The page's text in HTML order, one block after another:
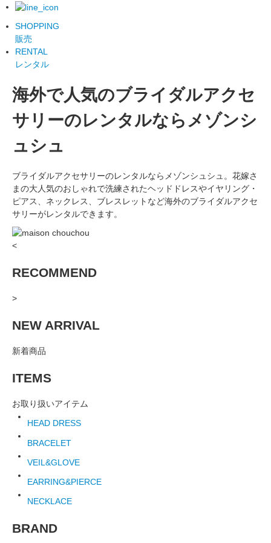
SHOPPING
販売
RENTAL
レンタル
海外で人気のブライダルアクセ
サリーのレンタルならメゾンシ
ュシュ
ブライダルアクセサリーのレンタルならメゾンシュシュ。花嫁さ
まの大人気のおしゃれで洗練されたヘッドドレスやイヤリング・
ピアス、ネックレス、ブレスレットなど海外のブライダルアクセ
サリーがレンタルできます。
<
RECOMMEND
>
NEW ARRIVAL
新着商品
ITEMS
お取り扱いアイテム
HEAD DRESS
BRACELET
VEIL&GLOVE
EARRING&PIERCE
NECKLACE
BRAND